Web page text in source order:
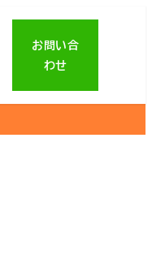
お問い合
わせ